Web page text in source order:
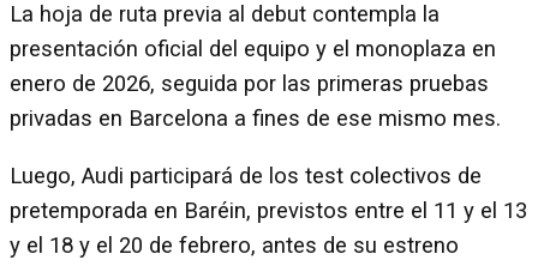
La hoja de ruta previa al debut contempla la
presentación oficial del equipo y el monoplaza en
enero de 2026, seguida por las primeras pruebas
privadas en Barcelona a fines de ese mismo mes.
Luego, Audi participará de los test colectivos de
pretemporada en Baréin, previstos entre el 11 y el 13
y el 18 y el 20 de febrero, antes de su estreno